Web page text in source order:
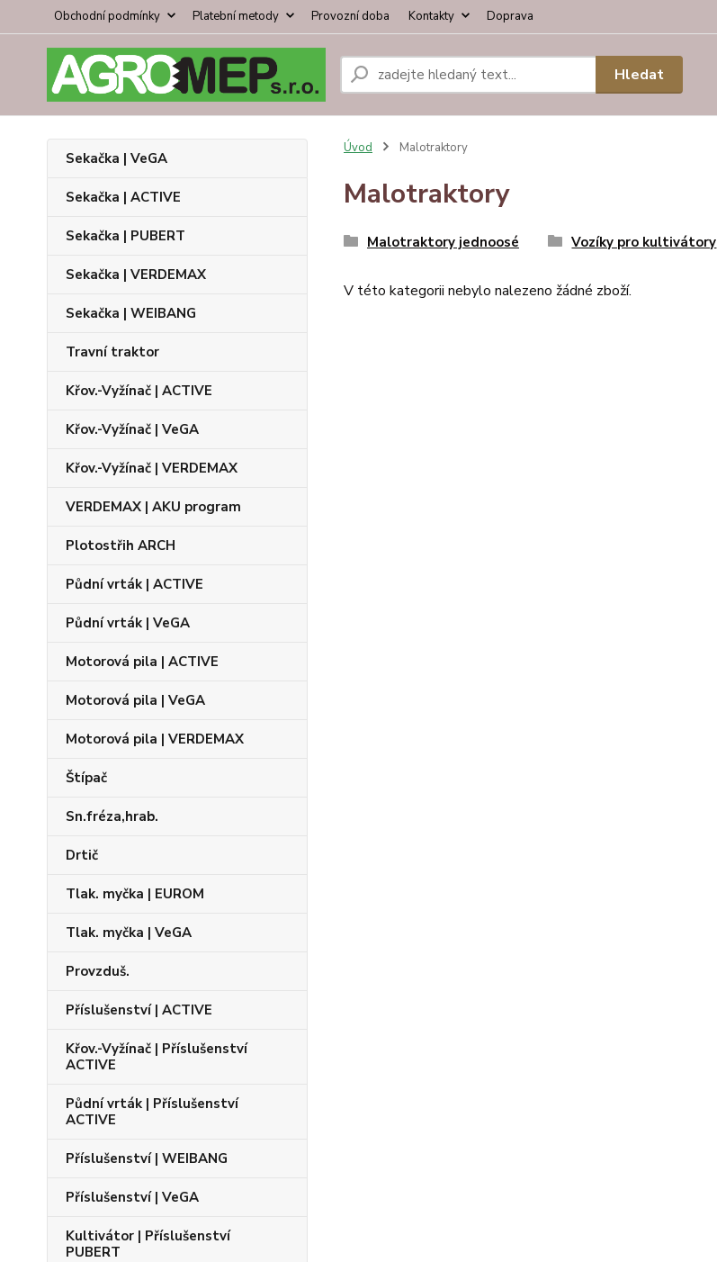
Obchodní podmínky Platební metody Provozní doba Kontakty Doprava
Hledat
Sekačka | VeGA
Sekačka | ACTIVE
Sekačka | PUBERT
Sekačka | VERDEMAX
Sekačka | WEIBANG
Travní traktor
Křov.-Vyžínač | ACTIVE
Křov.-Vyžínač | VeGA
Křov.-Vyžínač | VERDEMAX
VERDEMAX | AKU program
Plotostřih ARCH
Půdní vrták | ACTIVE
Půdní vrták | VeGA
Motorová pila | ACTIVE
Motorová pila | VeGA
Motorová pila | VERDEMAX
Štípač
Sn.fréza,hrab.
Drtič
Tlak. myčka | EUROM
Tlak. myčka | VeGA
Provzduš.
Příslušenství | ACTIVE
Křov.-Vyžínač | Příslušenství
ACTIVE
Půdní vrták | Příslušenství
ACTIVE
Příslušenství | WEIBANG
Příslušenství | VeGA
Kultivátor | Příslušenství
PUBERT
Úvod Malotraktory
Malotraktory
Malotraktory jednoosé Vozíky pro kultivátory
V této kategorii nebylo nalezeno žádné zboží.